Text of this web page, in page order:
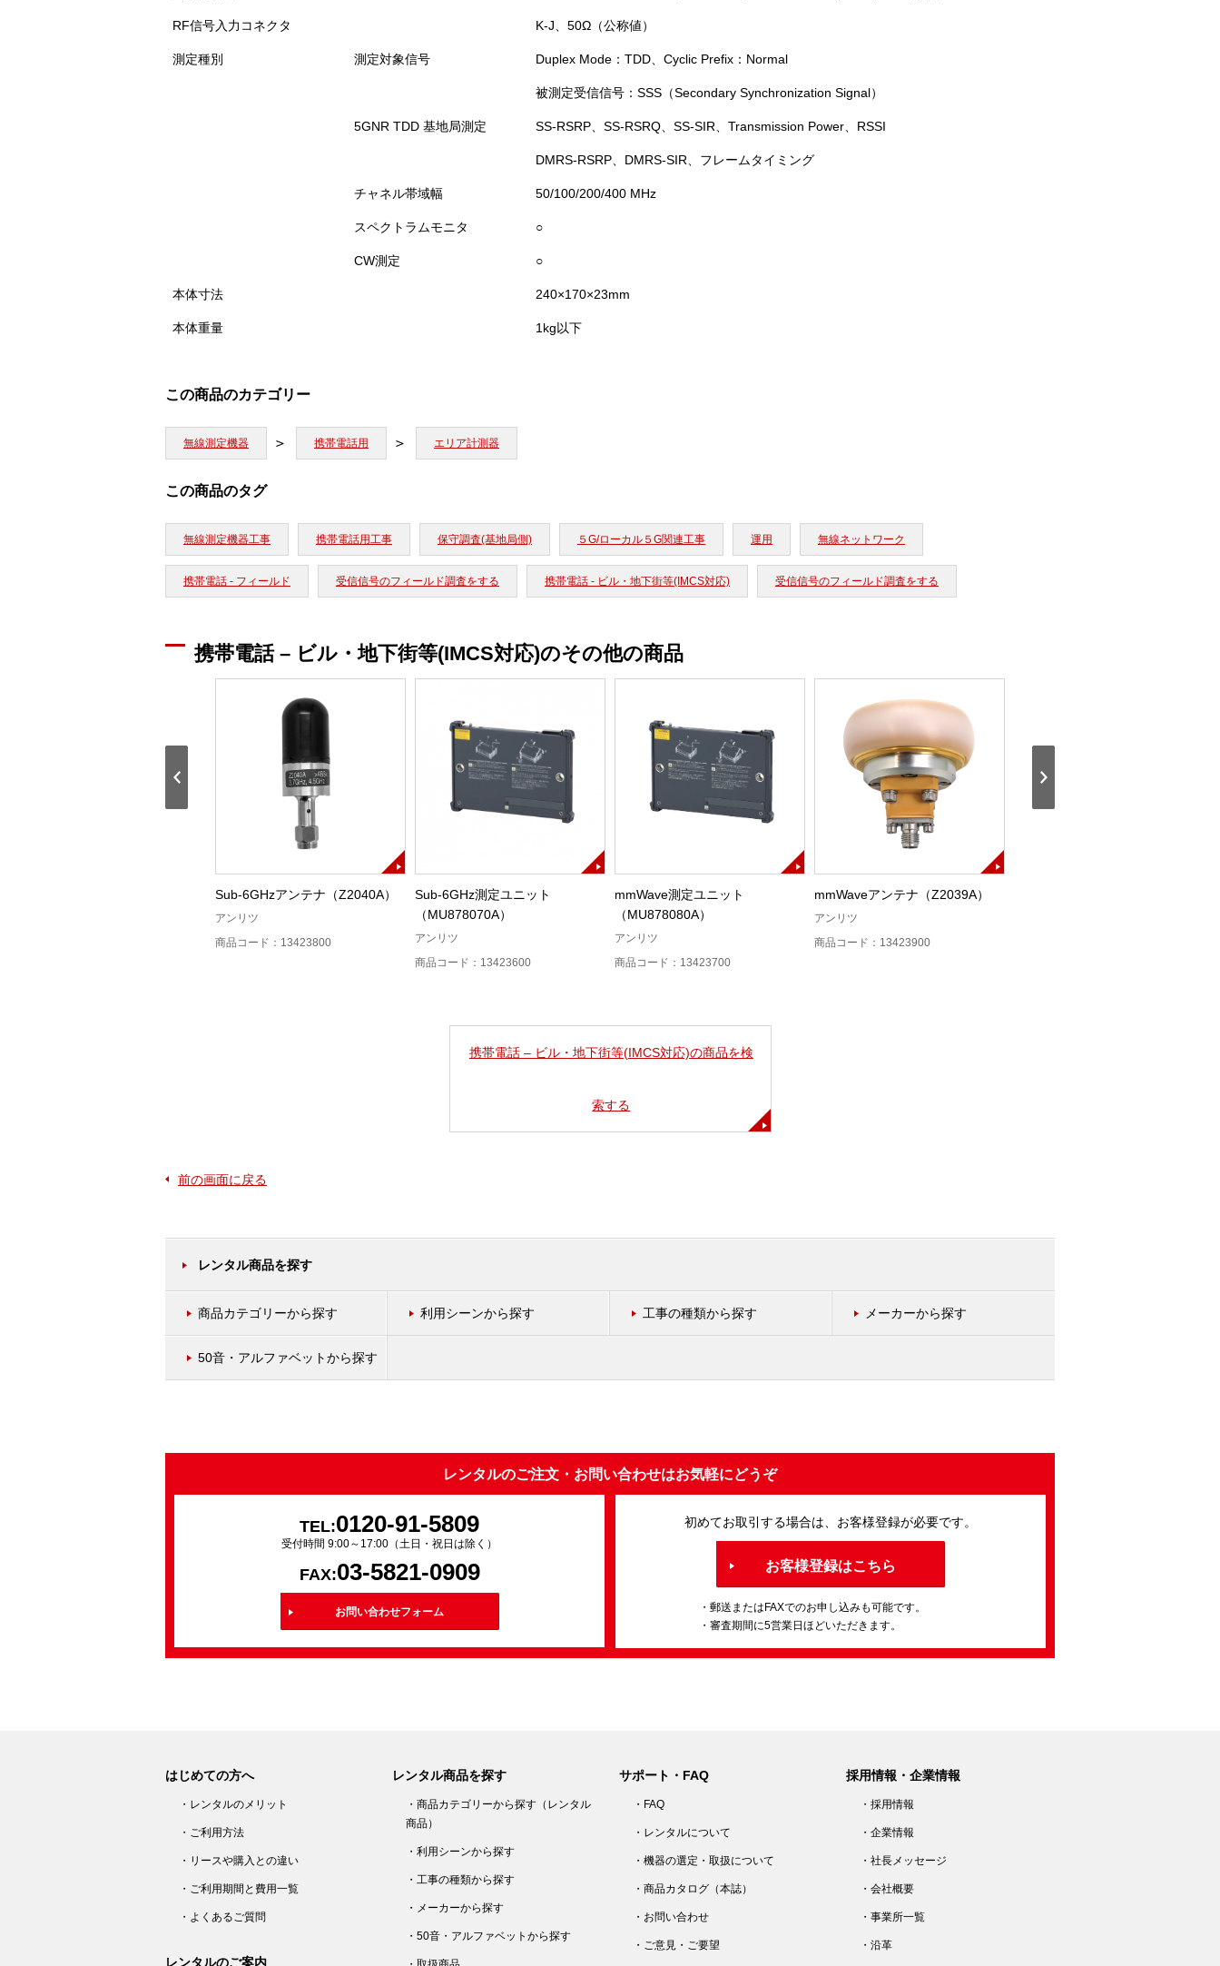
RF信号入力コネクタ K-J、50Ω（公称値）
測定種別 測定対象信号 Duplex Mode：TDD、Cyclic Prefix：Normal
被測定受信信号：SSS（Secondary Synchronization Signal）
5GNR TDD 基地局測定 SS-RSRP、SS-RSRQ、SS-SIR、Transmission Power、RSSI
DMRS-RSRP、DMRS-SIR、フレームタイミング
チャネル帯域幅 50/100/200/400 MHz
スペクトラムモニタ ○
CW測定 ○
本体寸法 240×170×23mm
本体重量 1kg以下
この商品のカテゴリー
無線測定機器 携帯電話用 エリア計測器
この商品のタグ
無線測定機器工事 携帯電話用工事 保守調査(基地局側) ５G/ローカル５G関連工事 運用 無線ネットワーク
携帯電話 - フィールド 受信信号のフィールド調査をする 携帯電話 - ビル・地下街等(IMCS対応) 受信信号のフィールド調査をする
携帯電話 – ビル・地下街等(IMCS対応)のその他の商品
Sub-6GHzアンテナ（Z2040A）
アンリツ
商品コード：13423800
Sub-6GHz測定ユニット
（MU878070A）
アンリツ
商品コード：13423600
mmWave測定ユニット
（MU878080A）
アンリツ
商品コード：13423700
mmWaveアンテナ（Z2039A）
アンリツ
商品コード：13423900
携帯電話 – ビル・地下街等(IMCS対応)の商品を検
索する
前の画面に戻る
レンタル商品を探す
商品カテゴリーから探す 利用シーンから探す 工事の種類から探す メーカーから探す
50音・アルファベットから探す
レンタルのご注文・お問い合わせはお気軽にどうぞ
TEL:0120-91-5809
受付時間 9:00～17:00（土日・祝日は除く）
FAX:03-5821-0909
お問い合わせフォーム
初めてお取引する場合は、お客様登録が必要です。
お客様登録はこちら
・郵送またはFAXでのお申し込みも可能です。
・審査期間に5営業日ほどいただきます。
はじめての方へ
・レンタルのメリット
・ご利用方法
・リースや購入との違い
・ご利用期間と費用一覧
・よくあるご質問
レンタルのご案内
レンタル商品を探す
・商品カテゴリーから探す（レンタル
商品）
・利用シーンから探す
・工事の種類から探す
・メーカーから探す
・50音・アルファベットから探す
サポート・FAQ
・FAQ
・レンタルについて
・機器の選定・取扱について
・商品カタログ（本誌）
・お問い合わせ
・ご意見・ご要望
採用情報・企業情報
・採用情報
・企業情報
・社長メッセージ
・会社概要
・事業所一覧
・沿革